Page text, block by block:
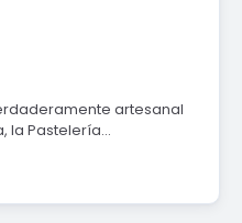
artesanal
la Pastelería…